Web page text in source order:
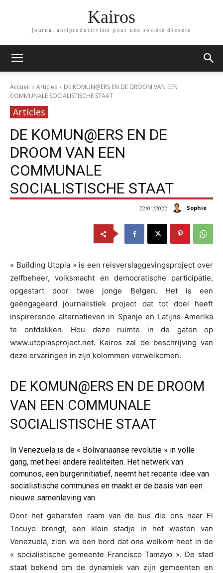
Kairos
journal antiproductiviste pour une société décente
Accueil Articles
DE KOMUN@ERS EN DE DROOM VAN EEN
COMMUNALE SOCIALISTISCHE STAAT
Articles
DE KOMUN@ERS EN DE
DROOM VAN EEN
COMMUNALE
SOCIALISTISCHE STAAT
Sophie
22/01/2022
« Building Utopia » is een reisverslaggevingsproject over
zelfbeheer, volksmacht en democratische participatie,
opgestart door twee jonge Belgen. Het is een
geëngageerd journalistiek project dat tot doel heeft
inspirerende alternatieven in Spanje en Latijns-Amerika
te ontdekken. Hou deze ruimte in de gaten op
www.utopiasproject.net. Kairos zal de beschrijving van
deze ervaringen in zijn kolommen verwelkomen.
DE KOMUN@ERS EN DE DROOM
VAN EEN COMMUNALE
SOCIALISTISCHE STAAT
In Venezuela is de « Bolivariaanse revolutie » in volle
gang, met heel andere realiteiten. Het netwerk van
comunos, een burgerinitiatief, neemt het recente idee van
socialistische communes en maakt er de basis van een
nieuwe samenleving van.
Door het gebarsten raam van de bus die ons naar El
Tocuyo brengt, een klein stadje in het westen van
Venezuela, zien we een bord dat ons welkom heet in de
« socialistische gemeente Francisco Tamayo ». De stad
staat bekend om de dynamiek van zijn gemeenten en